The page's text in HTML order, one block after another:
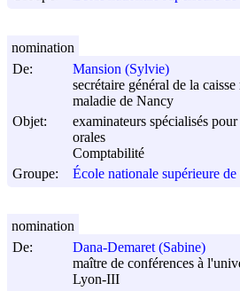
De:
Mansion (Sylvie)
secrétaire général de la
maladie de Nancy
Objet:
examinateurs spécialisés
orales
Comptabilité
Groupe:
École nationale supérieure
nomination
De:
Dana-Demaret (Sabine)
maître de conférences à
Lyon-III
nomination